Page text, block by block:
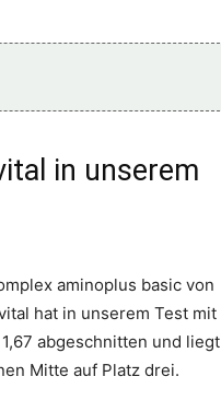
in unserem
aminoplus basic von
hat in unserem Test mit
abgeschnitten und liegt
Mitte auf Platz drei.